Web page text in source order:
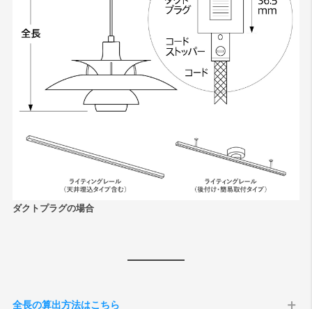
ダクトプラグの場合
全長の算出方法はこちら